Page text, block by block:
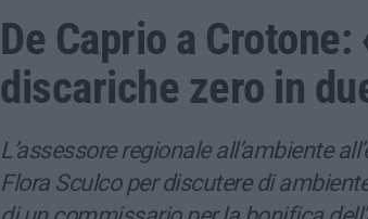
De Caprio a
discariche zero in
L’assessore regionale all’ambiente
Flora Sculco per discutere di